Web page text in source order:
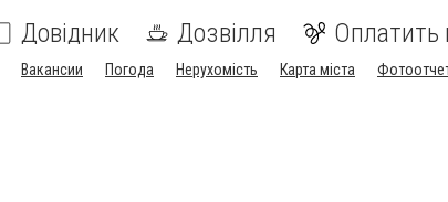
Довідник Дозвілля Оплатить
Вакансии Погода Нерухомість Карта міста